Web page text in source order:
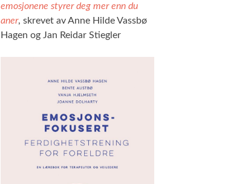
emosjonene styrer deg mer enn du
aner, skrevet av Anne Hilde Vassbø
Hagen og Jan Reidar Stiegler